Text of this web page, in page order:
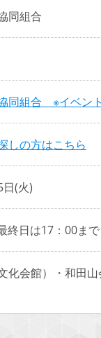
同組合
同組合 ※イベン
しの方はこちら
日(火)
日は17：00まで
化会館）・和田